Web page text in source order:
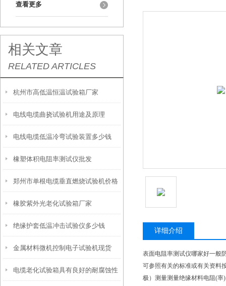
查看更多
相关文章
RELATED ARTICLES
杭州市高低温恒温试验箱厂家
电线电缆曲挠试验机用途及原理
电线电缆低温冷弯试验装置多少钱
橡塑体积电阻率测试仪批发
郑州市单根电缆垂直燃烧试验机价格
橡胶紫外光老化试验箱厂家
绝缘护套低温冲击试验仪多少钱
金属材料微机控制电子试验机现货
电缆老化试验箱具有良好的耐腐蚀性
详细介绍
表面电阻率测试仪哪家好一般
可参照有关的标准或有关资料
极）测量测量绝缘材料电阻(